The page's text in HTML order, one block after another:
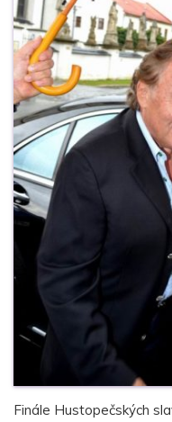
Finále Hustopečských